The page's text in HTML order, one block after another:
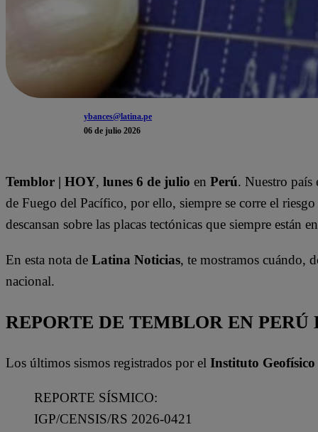
ybances@latina.pe
06 de julio 2026
Temblor | HOY, lunes 6 de julio en Perú. Nuestro país
de Fuego del Pacífico, por ello, siempre se corre el
descansan sobre las placas tectónicas que siempre están
En esta nota de Latina Noticias, te mostramos cuándo,
nacional.
REPORTE DE TEMBLOR EN
Los últimos sismos registrados por el Instituto
REPORTE SÍSMICO:
IGP/CENSIS/RS 2026-0421